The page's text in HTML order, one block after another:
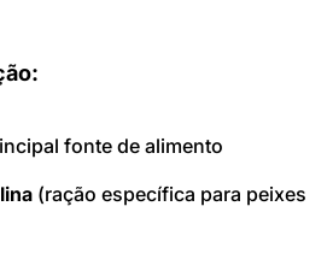
fonte de alimento
(ração específica para peixes